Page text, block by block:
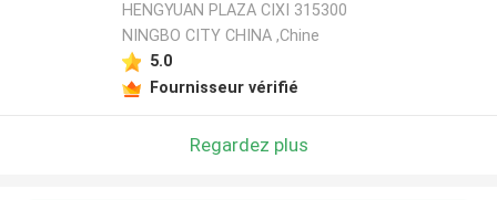
HENGYUAN PLAZA CIXI 315300
NINGBO CITY CHINA ,Chine
5.0
Fournisseur vérifié
Regardez plus